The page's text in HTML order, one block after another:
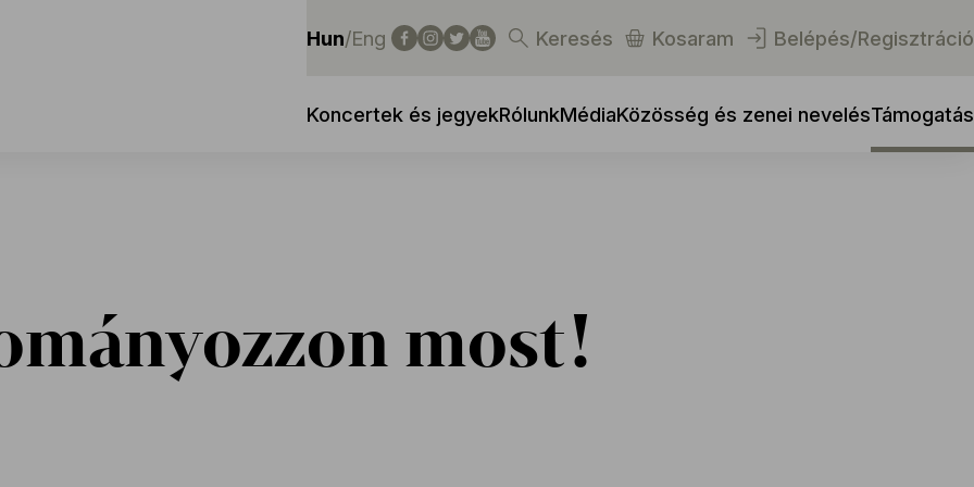
Hun/Eng Keresés Kosaram Belépés/Regisztráció
Koncertek és jegyekRólunkMédiaKözösség és zenei nevelésTámogatás
most!